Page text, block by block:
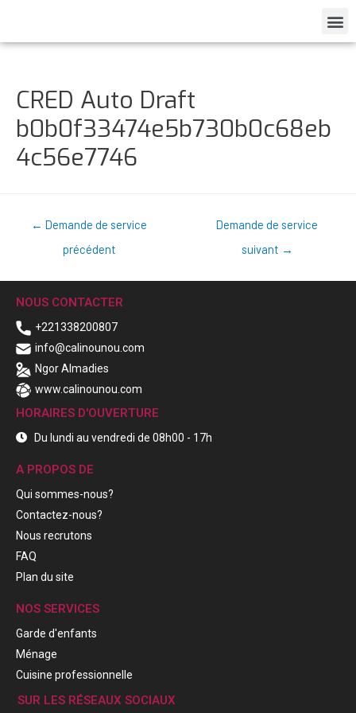
CRED Auto Draft
b0b0f33474e5b730b0c68eb
4c56e7746
← Demande de service
précédent
Demande de service
suivant →
NOUS CONTACTER
+221338200807
info@calinounou.com
Ngor Almadies
www.calinounou.com
HORAIRES D'OUVERTURE
Du lundi au vendredi de 08h00 - 17h
A PROPOS DE
Qui sommes-nous?
Contactez-nous?
Nous recrutons
FAQ
Plan du site
NOS SERVICES
Garde d'enfants
Ménage
Cuisine professionnelle
SUR LES RÉSEAUX SOCIAUX